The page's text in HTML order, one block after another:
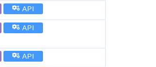
API
API
API